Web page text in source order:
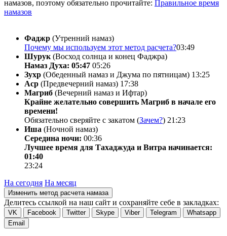
намазов, поэтому обязательно прочитайте: Правильное время
намазов
Фаджр (Утренний намаз)
Почему мы используем этот метод расчета?03:49
Шурук (Восход солнца и конец Фаджра)
Намаз Духа: 05:47 05:26
Зухр (Обеденный намаз и Джума по пятницам) 13:25
Аср (Предвечерний намаз) 17:38
Магриб (Вечерний намаз и Ифтар)
Крайне желательно совершить Магриб в начале его
времени!
Обязательно сверяйте с закатом (Зачем?) 21:23
Иша (Ночной намаз)
Середина ночи: 00:36
Лучшее время для Тахаджуда и Витра начинается:
01:40
23:24
На сегодня На месяц
Изменить метод расчета намаза
Делитесь ссылкой на наш сайт и сохраняйте себе в закладках:
VK Facebook Twitter Skype Viber Telegram
Whatsapp
Email